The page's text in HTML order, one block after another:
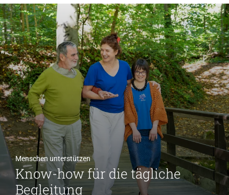
Menschen unterstützen
Know-how für die tägliche
Begleitung